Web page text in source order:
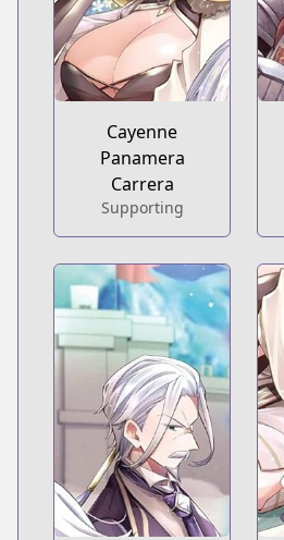
Cayenne
Panamera
Carrera
Supporting